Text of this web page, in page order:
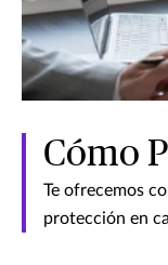
Cómo
Te ofrecemos
protección en